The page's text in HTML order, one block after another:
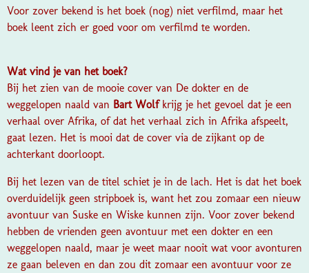
Voor zover bekend is het boek (nog) niet verfilmd, maar het
boek leent zich er goed voor om verfilmd te worden.
Wat vind je van het boek?
Bij het zien van de mooie cover van De dokter en de
weggelopen naald van Bart Wolf krijg je het gevoel dat je een
verhaal over Afrika, of dat het verhaal zich in Afrika afspeelt,
gaat lezen. Het is mooi dat de cover via de zijkant op de
achterkant doorloopt.
Bij het lezen van de titel schiet je in de lach. Het is dat het boek
overduidelijk geen stripboek is, want het zou zomaar een nieuw
avontuur van Suske en Wiske kunnen zijn. Voor zover bekend
hebben de vrienden geen avontuur met een dokter en een
weggelopen naald, maar je weet maar nooit wat voor avonturen
ze gaan beleven en dan zou dit zomaar een avontuur voor ze